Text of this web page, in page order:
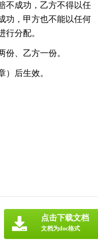
不成功，乙方不得以任
功，甲方也不能以任何
行分配。
份、乙方一份。
）后生效。
点击下载文档
文档为doc格式